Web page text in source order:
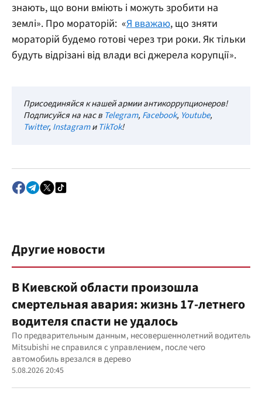
знають, що вони вміють і можуть зробити на
землі». Про мораторій: «Я вважаю, що зняти
мораторій будемо готові через три роки. Як тільки
будуть відрізані від влади всі джерела корупції».
Присоединяйся к нашей армии антикоррупционеров!
Подписуйся на нас в Telegram, Facebook, Youtube,
Twitter, InstagramиTikTok!
Другие новости
В Киевской области произошла
смертельная авария: жизнь 17-летнего
водителя спасти не удалось
По предварительным данным, несовершеннолетний водитель
Mitsubishi не справился с управлением, после чего
автомобиль врезался в дерево
5.08.2026 20:45